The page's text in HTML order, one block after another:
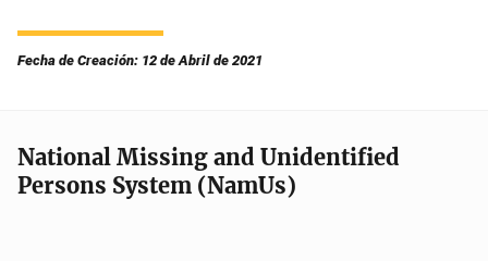
Fecha de Creación: 12 de Abril de 2021
National Missing and Unidentified
Persons System (NamUs)